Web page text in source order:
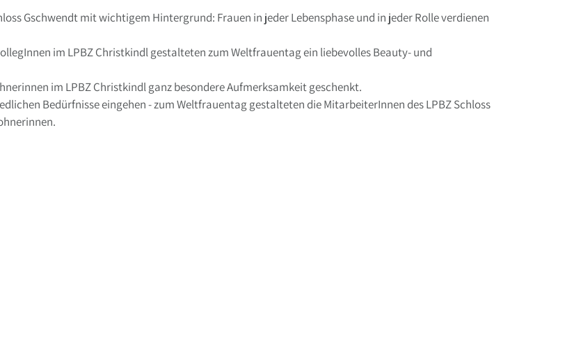
Gschwendt mit wichtigem Hintergrund: Frauen in jeder Lebensphase und in jeder Rolle verdienen
im LPBZ Christkindl gestalteten zum Weltfrauentag ein liebevolles Beauty- und
im LPBZ Christkindl ganz besondere Aufmerksamkeit geschenkt.
Bedürfnisse eingehen - zum Weltfrauentag gestalteten die MitarbeiterInnen des LPBZ Schloss